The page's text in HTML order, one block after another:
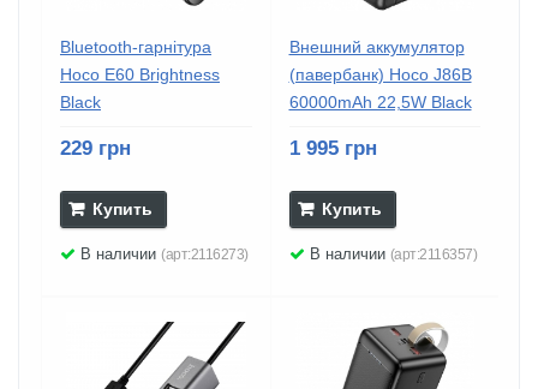
Bluetooth-гарнітура
Hoco E60 Brightness
Black
229 грн
Купить
В наличии (арт:2116273)
Внешний аккумулятор
(павербанк) Hoco J86B
60000mAh 22,5W Black
1 995 грн
Купить
В наличии (арт:2116357)